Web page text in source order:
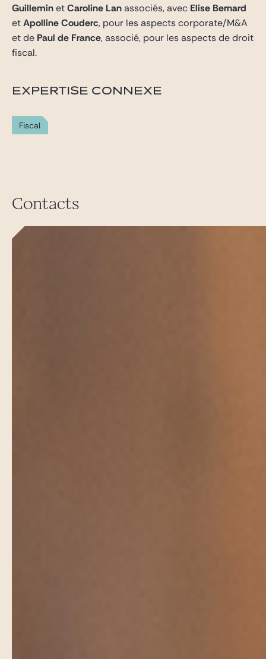
GuilleminetCaroline Lanassociés, avec Elise Bernard
etApolline Couderc, pour les aspects corporate/M&A
et de Paul de France, associé, pour les aspects de droit
fiscal.
EXPERTISE CONNEXE
Fiscal
Contacts